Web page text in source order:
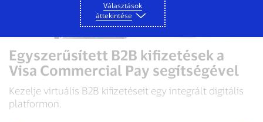
Egyszerűsített B2B kifizetések a
Visa Commercial Pay segítségével
Kezelje virtuális B2B kifizetéseit egy integrált digitális
platformon.
Választások
áttekintése